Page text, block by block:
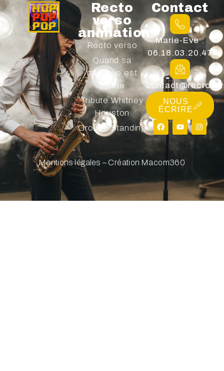
Recto
verso
animation
Recto verso
Quand sa
musique est
bonne
Tribute Whitney
Houston
Groupe Standing
Contact
Marie-Eve :
06.18.03.20.47
NOUS
ÉCRIRE
Mentions légales – Création Macom360